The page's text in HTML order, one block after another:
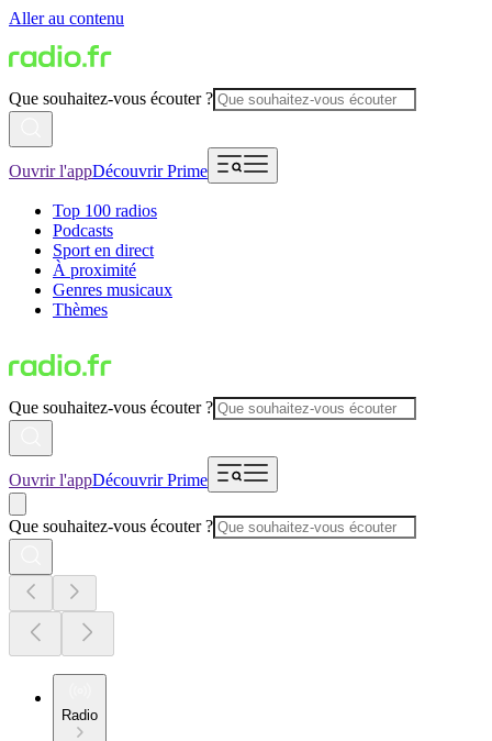
Aller au contenu
Que souhaitez-vous écouter ?
Ouvrir l'appDécouvrir Prime
Top 100 radios
Podcasts
Sport en direct
À proximité
Genres musicaux
Thèmes
Que souhaitez-vous écouter ?
Ouvrir l'appDécouvrir Prime
Que souhaitez-vous écouter ?
Radio